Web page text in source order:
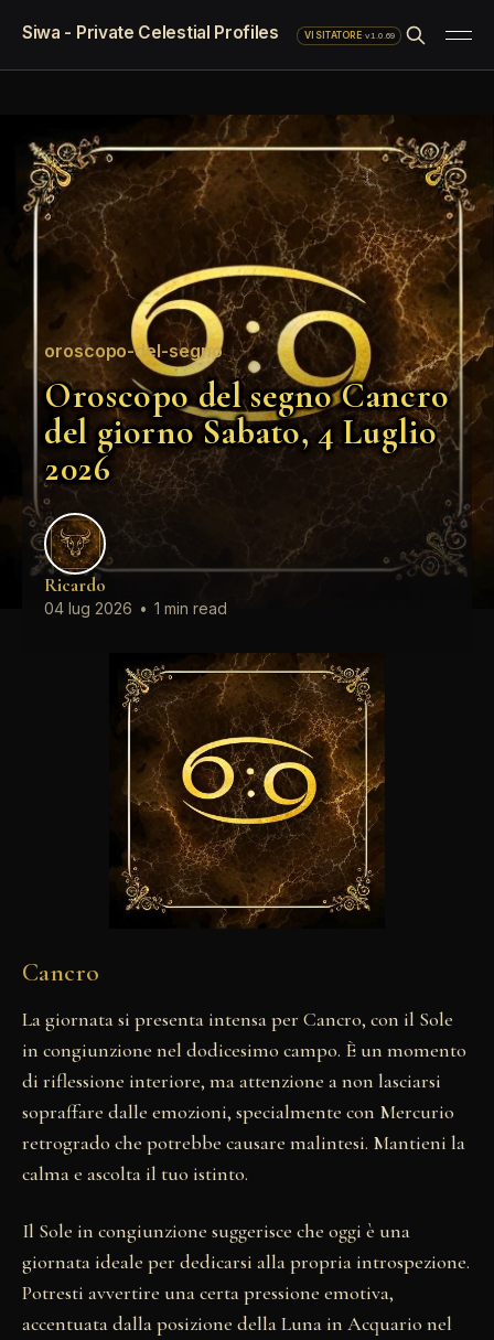
Siwa - Private Celestial Profiles VISITATORE·v1.0.69
oroscopo-del-segno
Oroscopo del segno Cancro
del giorno Sabato, 4 Luglio
2026
Ricardo
04 lug 2026 • 1 min read
Cancro
La giornata si presenta intensa per Cancro, con il Sole
in congiunzione nel dodicesimo campo. È un momento
di riflessione interiore, ma attenzione a non lasciarsi
sopraffare dalle emozioni, specialmente con Mercurio
retrogrado che potrebbe causare malintesi. Mantieni la
calma e ascolta il tuo istinto.
Il Sole in congiunzione suggerisce che oggi è una
giornata ideale per dedicarsi alla propria introspezione.
Potresti avvertire una certa pressione emotiva,
accentuata dalla posizione della Luna in Acquario nel